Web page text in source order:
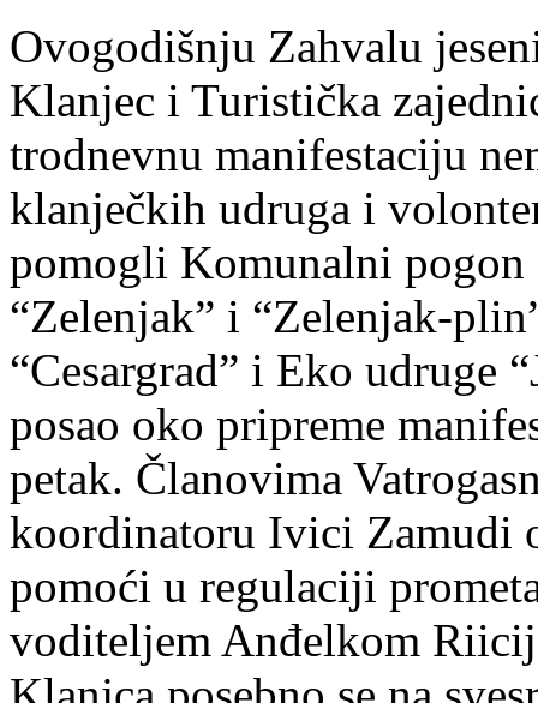
Ovogodišnju Zahvalu
Klanjec i Turistička
trodnevnu manifestaciju
klanječkih udruga i
pomogli Komunalni pogon
“Zelenjak” i “Zelenjak-
“Cesargrad” i Eko udruge
posao oko pripreme
petak. Članovima
koordinatoru Ivici Zamudi
pomoći u regulaciji
voditeljem Anđelkom